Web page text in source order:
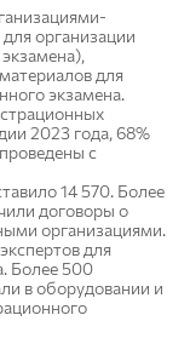
организации
для
экзамена.
2023 года, 68%
с
14 570. Более
договоры о
организациями.
для
Более 500
в оборудовании и